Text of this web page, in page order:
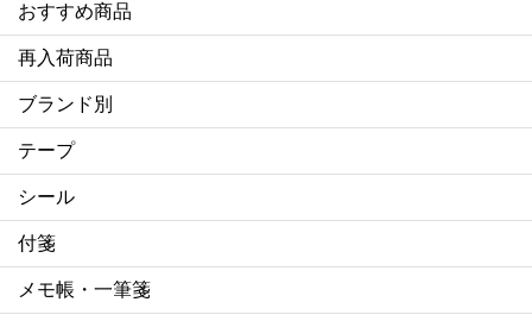
おすすめ商品
再入荷商品
ブランド別
テープ
シール
付箋
メモ帳・一筆箋